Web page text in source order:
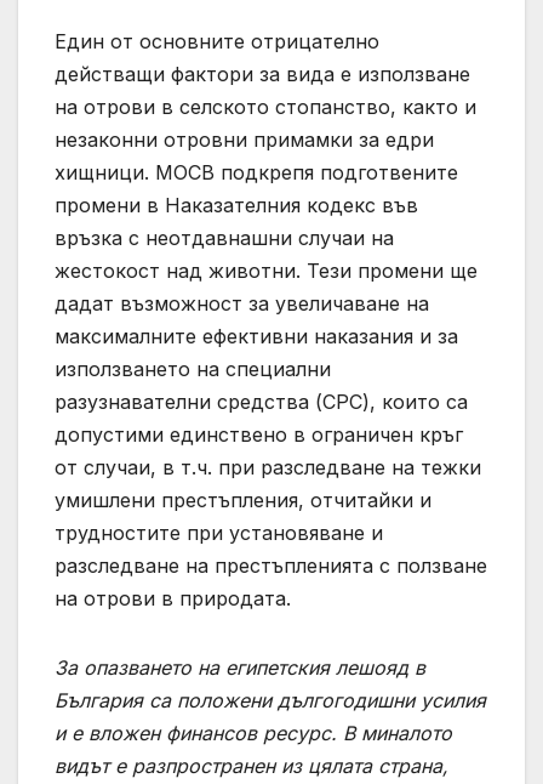
Един от основните отрицателно
действащи фактори за вида е използване
на отрови в селското стопанство, както и
незаконни отровни примамки за едри
хищници. МОСВ подкрепя подготвените
промени в Наказателния кодекс във
връзка с неотдавнашни случаи на
жестокост над животни. Тези промени ще
дадат възможност за увеличаване на
максималните ефективни наказания и за
използването на специални
разузнавателни средства (СРС), които са
допустими единствено в ограничен кръг
от случаи, в т.ч. при разследване на тежки
умишлени престъпления, отчитайки и
трудностите при установяване и
разследване на престъпленията с ползване
на отрови в природата.
За опазването на египетския лешояд в
България са положени дългогодишни усилия
и е вложен финансов ресурс. В миналото
видът е разпространен из цялата страна,